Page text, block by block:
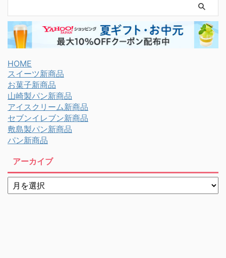
HOME
スイーツ新商品
お菓子新商品
山崎製パン新商品
アイスクリーム新商品
セブンイレブン新商品
敷島製パン新商品
パン新商品
アーカイブ